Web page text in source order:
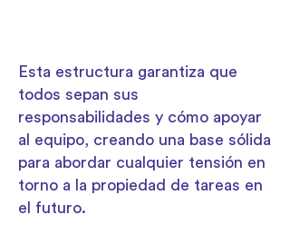
Perfiles T:
Valoramos a profesionales con
conocimiento profundo en un
área, pero capaces de
Esta estructura garantiza que
todos sepan sus
responsabilidades y cómo apoyar
al equipo, creando una base sólida
para abordar cualquier tensión en
torno a la propiedad de tareas en
el futuro.